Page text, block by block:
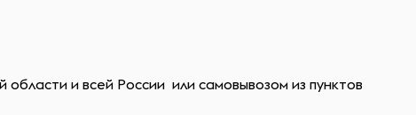
и всей России или самовывозом из пунктов